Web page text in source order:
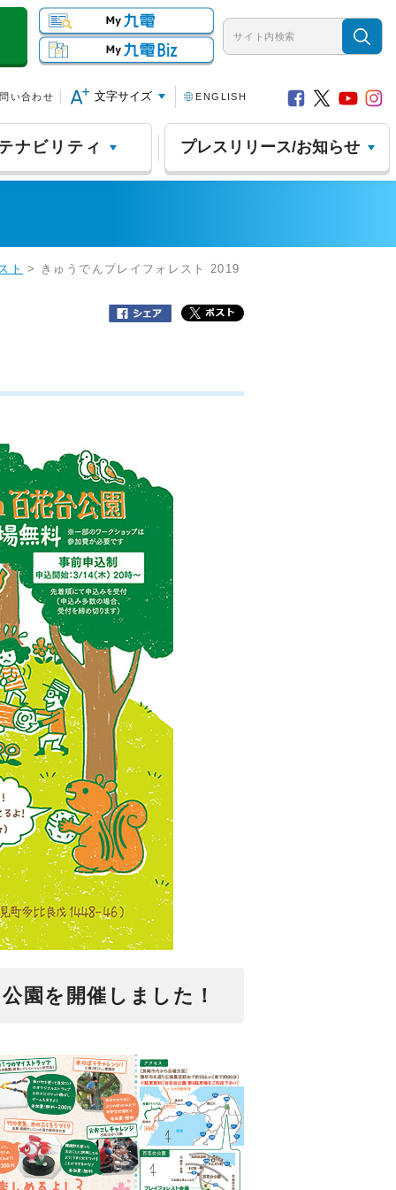
い合わせ 文字サイズ ENGLISH
ナビリティ プレスリリース/お知らせ
ト > きゅうでんプレイフォレスト 2019
園を開催しました！